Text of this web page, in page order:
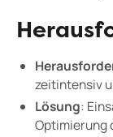
zeitintensiv
Lösung:
Optimierung